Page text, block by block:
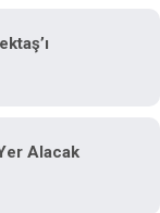
Alacak